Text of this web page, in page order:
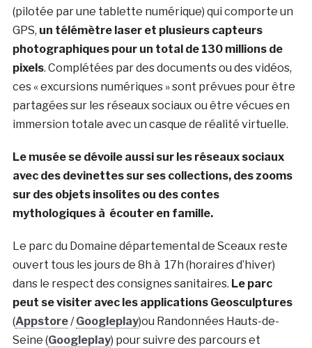
(pilotée par une tablette numérique) qui comporte un
GPS, un télémètre laser et plusieurs capteurs
photographiques pour un total de 130 millions de
pixels. Complétées par des documents ou des vidéos,
ces « excursions numériques » sont prévues pour être
partagées sur les réseaux sociaux ou être vécues en
immersion totale avec un casque de réalité virtuelle.
Le musée se dévoile aussi sur les réseaux sociaux
avec des devinettes sur ses collections, des zooms
sur des objets insolites ou des contes
mythologiques à écouter en famille.
Le parc du Domaine départemental de Sceaux reste
ouvert tous les jours de 8h à 17h (horaires d’hiver)
dans le respect des consignes sanitaires. Le parc
peut se visiter avec les applications Geosculptures
(Appstore/Googleplay)ou Randonnées Hauts-de-
Seine (Googleplay) pour suivre des parcours et